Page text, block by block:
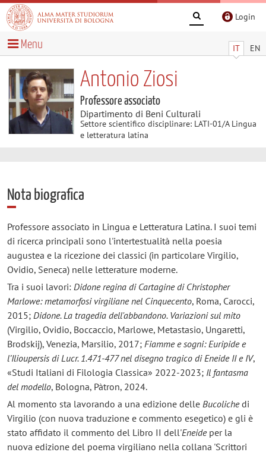
Login
IT EN
Menu
Antonio Ziosi
Professore associato
Dipartimento di Beni Culturali
Settore scientifico disciplinare: LATI-01/A Lingua
e letteratura latina
Nota biografica
Professore associato in Lingua e Letteratura Latina. I suoi temi
di ricerca principali sono l'intertestualità nella poesia
augustea e la ricezione dei classici (in particolare Virgilio,
Ovidio, Seneca) nelle letterature moderne.
Tra i suoi lavori: Didone regina di Cartagine di Christopher
Marlowe: metamorfosi virgiliane nel Cinquecento, Roma, Carocci,
2015; Didone. La tragedia dell'abbandono. Variazioni sul mito
(Virgilio, Ovidio, Boccaccio, Marlowe, Metastasio, Ungaretti,
Brodskij), Venezia, Marsilio, 2017; Fiamme e sogni: Euripide e
l’Ilioupersis di Lucr. 1.471-477 nel disegno tragico di Eneide II e IV,
«Studi Italiani di Filologia Classica» 2022-2023; Il fantasma
del modello, Bologna, Pàtron, 2024.
Al momento sta lavorando a una edizione delle Bucolichedi
Virgilio (con nuova traduzione e commento esegetico) e gli è
stato affidato il commento del Libro II dell'Eneideper la
nuova edizione del poema virgiliano nella collana 'Scrittori